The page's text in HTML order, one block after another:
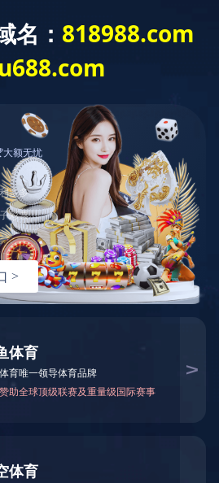
走进海科 产品中心
首页>工程案例 > 酱